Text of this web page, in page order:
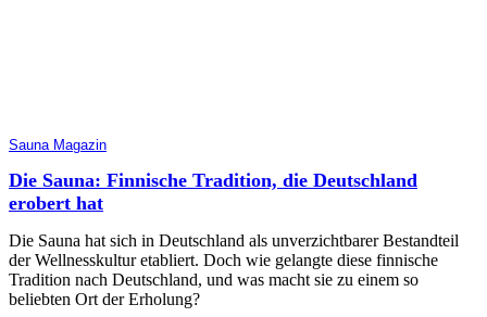
Sauna Magazin
Die Sauna: Finnische Tradition, die Deutschland
erobert hat
Die Sauna hat sich in Deutschland als unverzichtbarer Bestandteil
der Wellnesskultur etabliert. Doch wie gelangte diese finnische
Tradition nach Deutschland, und was macht sie zu einem so
beliebten Ort der Erholung?